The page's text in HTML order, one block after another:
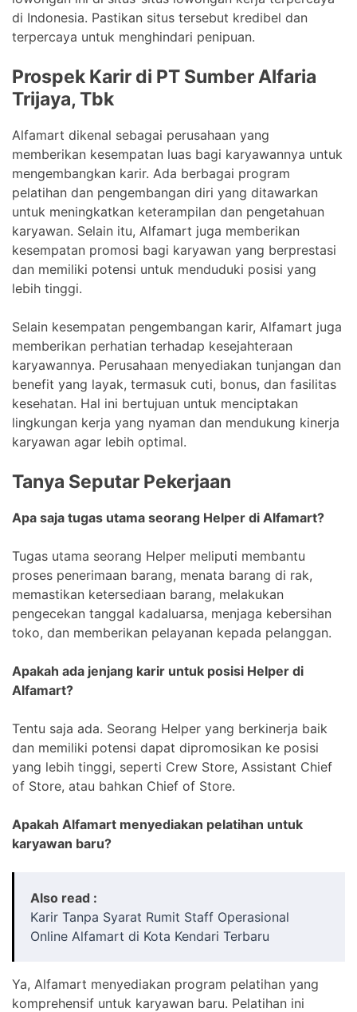
di Indonesia. Pastikan situs tersebut kredibel dan
terpercaya untuk menghindari penipuan.
Prospek Karir di PT Sumber Alfaria
Trijaya, Tbk
Alfamart dikenal sebagai perusahaan yang
memberikan kesempatan luas bagi karyawannya untuk
mengembangkan karir. Ada berbagai program
pelatihan dan pengembangan diri yang ditawarkan
untuk meningkatkan keterampilan dan pengetahuan
karyawan. Selain itu, Alfamart juga memberikan
kesempatan promosi bagi karyawan yang berprestasi
dan memiliki potensi untuk menduduki posisi yang
lebih tinggi.
Selain kesempatan pengembangan karir, Alfamart juga
memberikan perhatian terhadap kesejahteraan
karyawannya. Perusahaan menyediakan tunjangan dan
benefit yang layak, termasuk cuti, bonus, dan fasilitas
kesehatan. Hal ini bertujuan untuk menciptakan
lingkungan kerja yang nyaman dan mendukung kinerja
karyawan agar lebih optimal.
Tanya Seputar Pekerjaan
Apa saja tugas utama seorang Helper di Alfamart?
Tugas utama seorang Helper meliputi membantu
proses penerimaan barang, menata barang di rak,
memastikan ketersediaan barang, melakukan
pengecekan tanggal kadaluarsa, menjaga kebersihan
toko, dan memberikan pelayanan kepada pelanggan.
Apakah ada jenjang karir untuk posisi Helper di
Alfamart?
Tentu saja ada. Seorang Helper yang berkinerja baik
dan memiliki potensi dapat dipromosikan ke posisi
yang lebih tinggi, seperti Crew Store, Assistant Chief
of Store, atau bahkan Chief of Store.
Apakah Alfamart menyediakan pelatihan untuk
karyawan baru?
Also read :
Karir Tanpa Syarat Rumit Staff Operasional
Online Alfamart di Kota Kendari Terbaru
Ya, Alfamart menyediakan program pelatihan yang
komprehensif untuk karyawan baru. Pelatihan ini